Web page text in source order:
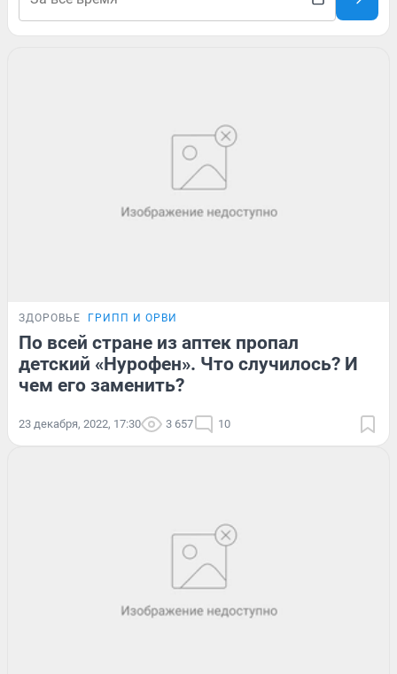
ЗДОРОВЬЕ ГРИПП И ОРВИ
По всей стране из аптек пропал
детский «Нурофен». Что случилось? И
чем его заменить?
23 декабря, 2022, 17:30 3 657 10